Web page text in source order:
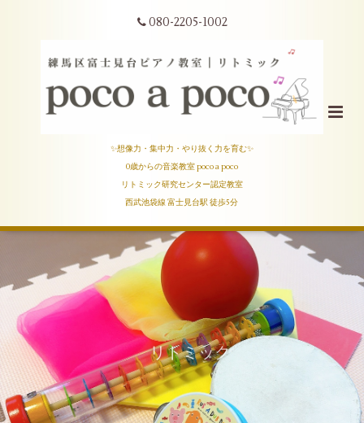
080-2205-1002
✨想像力・集中力・やり抜く力を育む✨
0歳からの音楽教室 poco a poco
リトミック研究センター認定教室
西武池袋線 富士見台駅 徒歩5分
3歳からのピアノ❣️
リトミック